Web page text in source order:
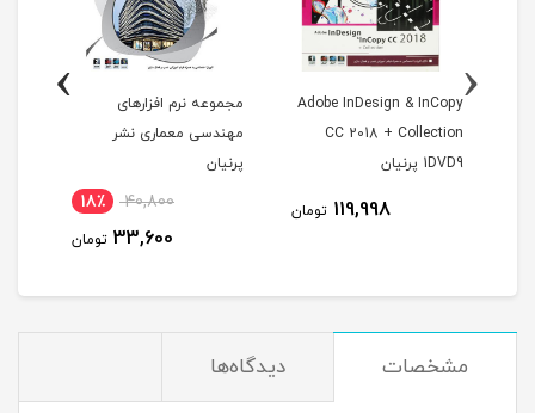
Adobe InDesign & InCopy
CC 2018 + Collection
1DVD9 پرنیان
119,998 تومان
مجموعه نرم افزارهای
مهندسی معماری نشر
پرنیان
40,800 18٪
33,600 تومان
‹
›
مشخصات دیدگاه‌ها